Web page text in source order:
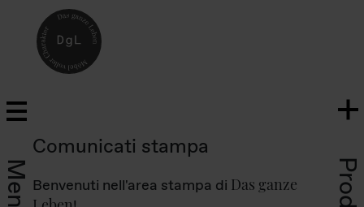
Menu
Comunicati stampa
Benvenuti nell'area stampa di Das ganze